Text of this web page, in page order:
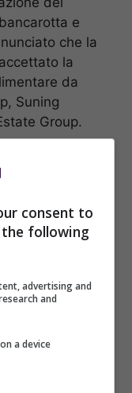
e
che la
la
da
Suning
Group.
controlla
consent to
following
advertising and
and
a device